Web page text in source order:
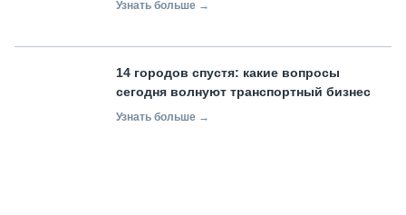
Узнать больше →
14 городов спустя: какие вопросы
сегодня волнуют транспортный бизнес
Узнать больше →